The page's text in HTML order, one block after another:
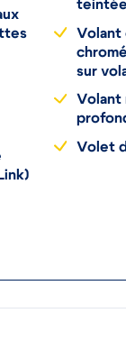
Volant
sur
Volant
Volet